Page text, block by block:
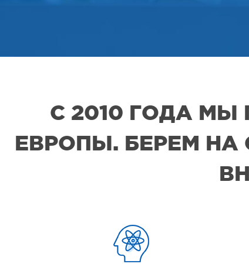
С 2010 ГОДА
ЕВРОПЫ. БЕРЕМ